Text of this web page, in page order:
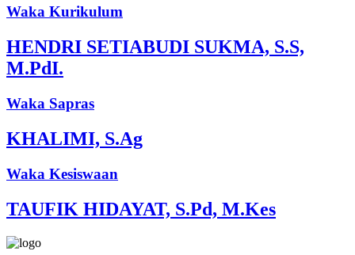
Waka Kurikulum
HENDRI SETIABUDI SUKMA, S.S,
M.PdI.
Waka Sapras
KHALIMI, S.Ag
Waka Kesiswaan
TAUFIK HIDAYAT, S.Pd, M.Kes